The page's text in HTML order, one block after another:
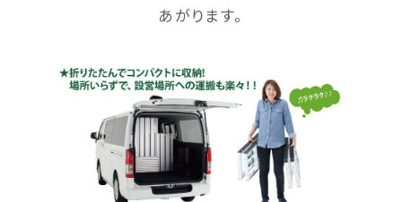
あがります。​